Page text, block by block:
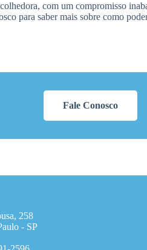
com um compromisso
para saber mais sobre como
Fale Conosco
258
- SP